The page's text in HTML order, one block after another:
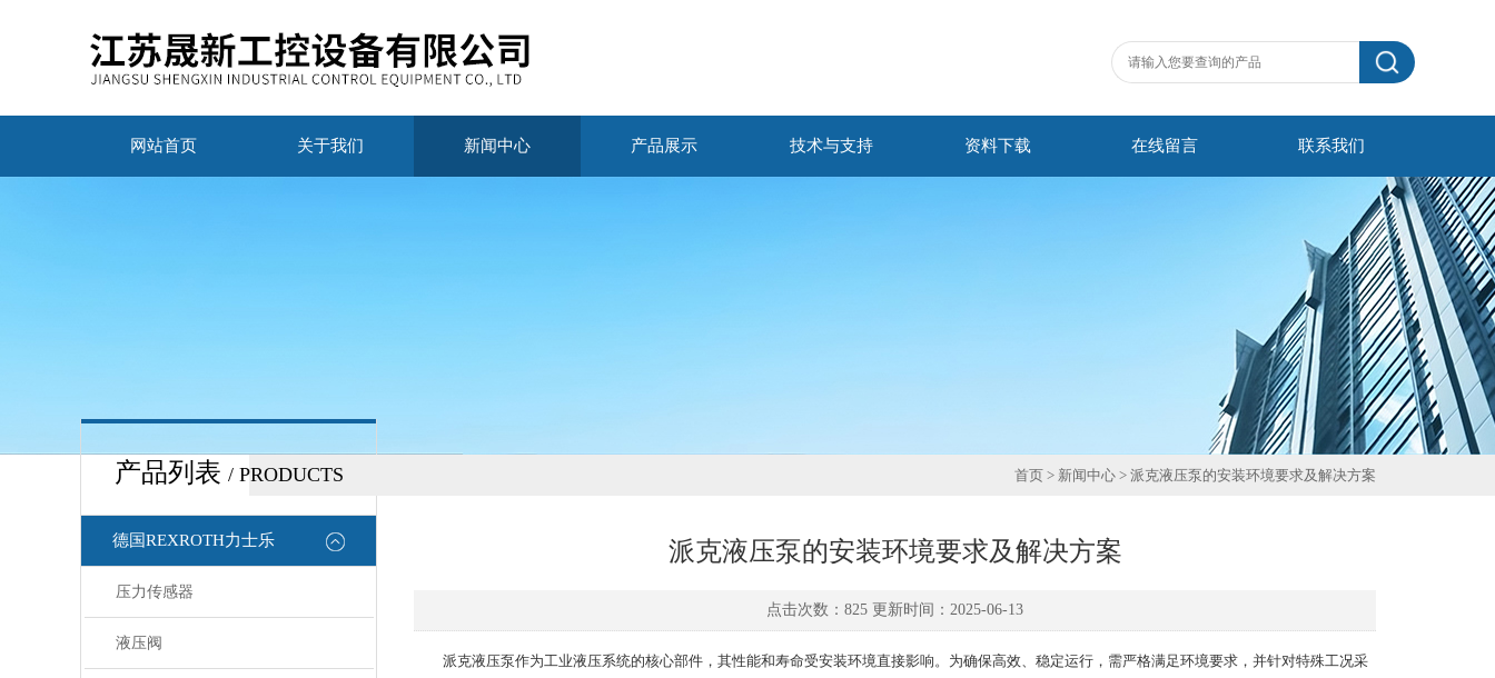
网站首页 关于我们 新闻中心 产品展示 技术与支持 资料下载 在线留言 联系我们
产品列表 / PRODUCTS
德国REXROTH力士乐
压力传感器
液压阀
首页 > 新闻中心 > 派克液压泵的安装环境要求及解决方案
派克液压泵的安装环境要求及解决方案
点击次数：825 更新时间：2025-06-13
派克液压泵作为工业液压系统的核心部件，其性能和寿命受安装环境直接影响。为确保高效、稳定运行，需严格满足环境要求，并针对特殊工况采